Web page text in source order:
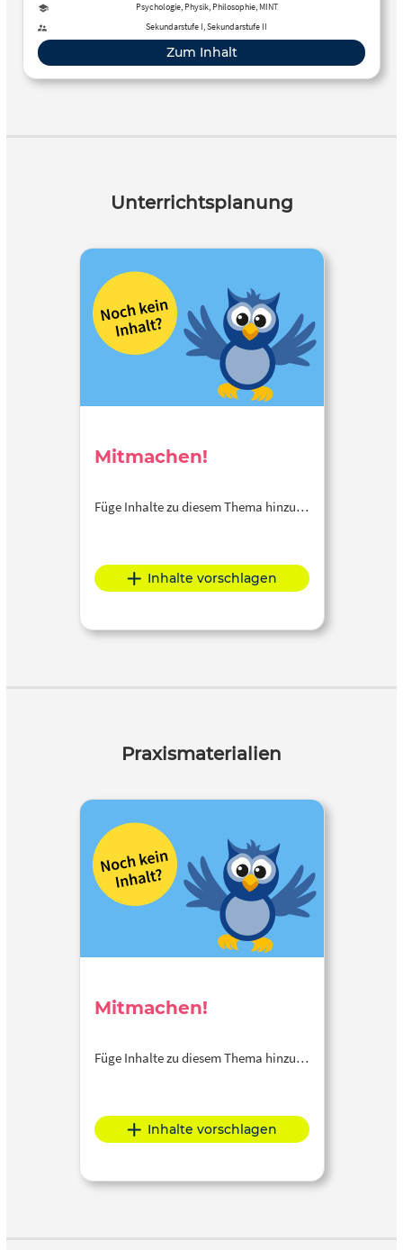
Psychologie, Physik, Philosophie, MINT
Sekundarstufe I, Sekundarstufe II
Zum Inhalt
Unterrichtsplanung
Mitmachen!
Füge Inhalte zu diesem Thema hinzu…
Inhalte vorschlagen
Praxismaterialien
Mitmachen!
Füge Inhalte zu diesem Thema hinzu…
Inhalte vorschlagen